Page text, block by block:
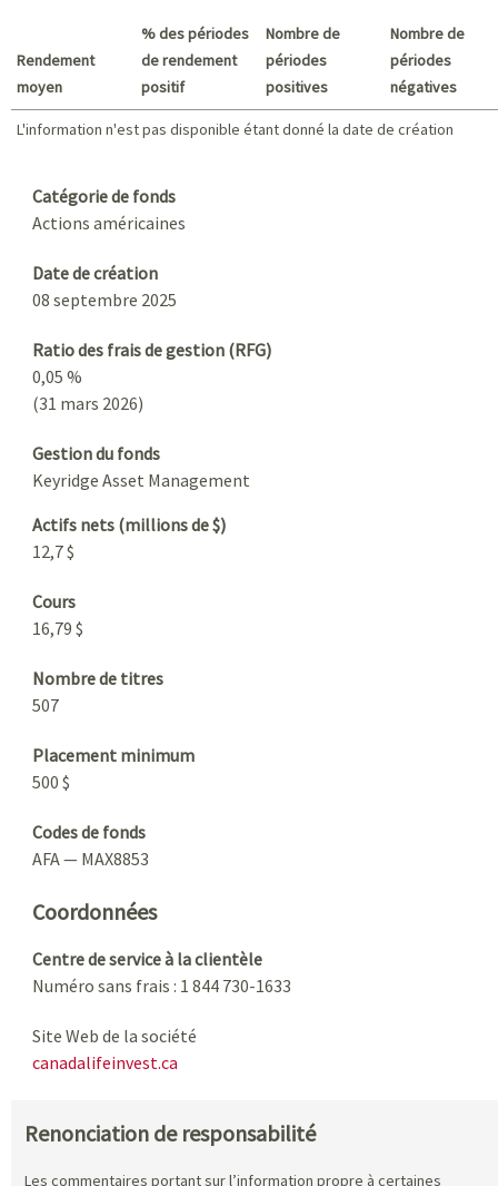
Rendement
moyen
% des périodes
de rendement
positif
Nombre de
périodes
positives
Nombre de
périodes
négatives
L'information n'est pas disponible étant donné la date de création
L'information n'est pas disponible étant donné la date de création
Catégorie de fonds
Actions américaines
Date de création
08 septembre 2025
Ratio des frais de gestion (RFG)
0,05 %
(31 mars 2026)
Gestion du fonds
Keyridge Asset Management
Actifs nets (millions de $)
12,7 $
Cours
16,79 $
Nombre de titres
507
Placement minimum
500 $
Codes de fonds
AFA — MAX8853
Coordonnées
Centre de service à la clientèle
Numéro sans frais : 1 844 730-1633
Site Web de la société
canadalifeinvest.ca
Renonciation de responsabilité
Les commentaires portant sur l’information propre à certaines